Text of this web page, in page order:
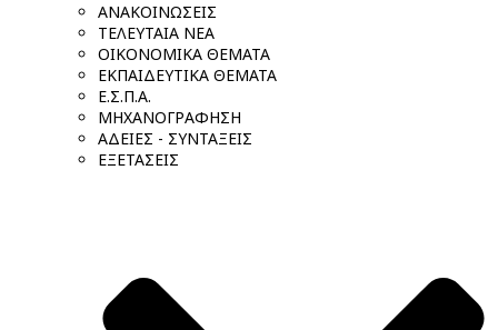
ΑΝΑΚΟΙΝΩΣΕΙΣ
ΤΕΛΕΥΤΑΙΑ ΝΕΑ
ΟΙΚΟΝΟΜΙΚΑ ΘΕΜΑΤΑ
ΕΚΠΑΙΔΕΥΤΙΚΑ ΘΕΜΑΤΑ
Ε.Σ.Π.Α.
ΜΗΧΑΝΟΓΡΑΦΗΣΗ
ΑΔΕΙΕΣ - ΣΥΝΤΑΞΕΙΣ
ΕΞΕΤΑΣΕΙΣ